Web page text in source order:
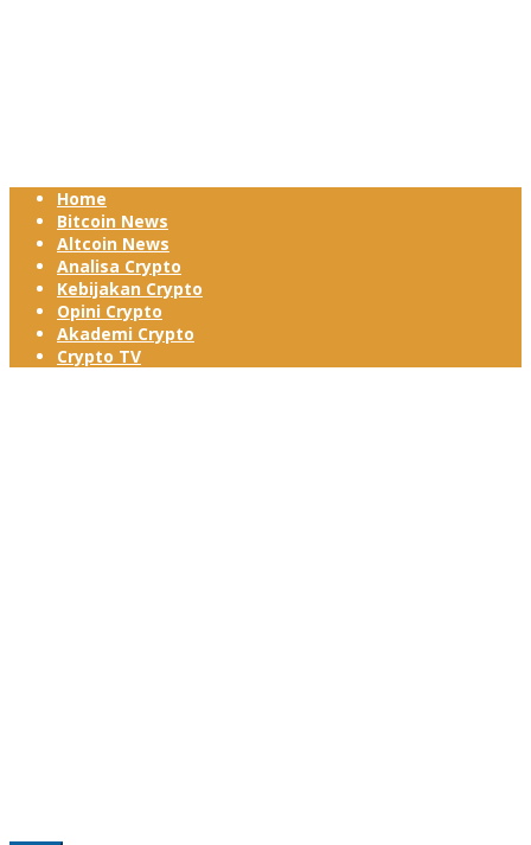
Home
Bitcoin News
Altcoin News
Analisa Crypto
Kebijakan Crypto
Opini Crypto
Akademi Crypto
Crypto TV